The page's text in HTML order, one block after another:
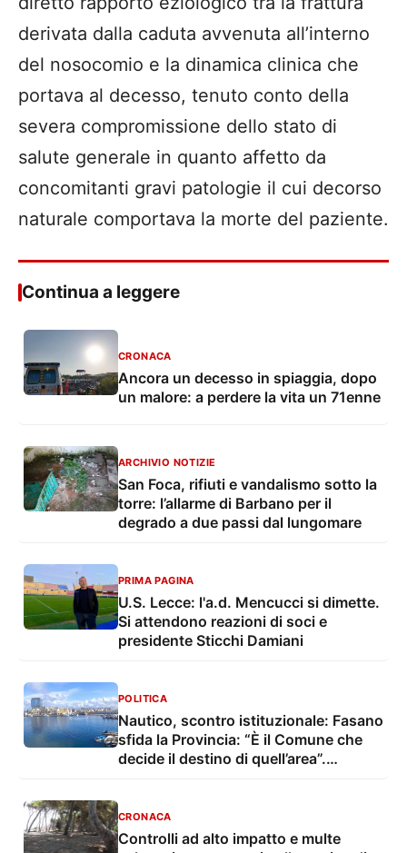
derivata dalla caduta avvenuta all’interno
del nosocomio e la dinamica clinica che
portava al decesso, tenuto conto della
severa compromissione dello stato di
salute generale in quanto affetto da
concomitanti gravi patologie il cui decorso
naturale comportava la morte del paziente.
Continua a leggere
CRONACA
Ancora un decesso in spiaggia, dopo
un malore: a perdere la vita un 71enne
ARCHIVIO NOTIZIE
San Foca, rifiuti e vandalismo sotto la
torre: l’allarme di Barbano per il
degrado a due passi dal lungomare
PRIMA PAGINA
U.S. Lecce: l'a.d. Mencucci si dimette.
Si attendono reazioni di soci e
presidente Sticchi Damiani
POLITICA
Nautico, scontro istituzionale: Fasano
sfida la Provincia: “È il Comune che
decide il destino di quell’area”.
CRONACA
Controlli ad alto impatto e multe